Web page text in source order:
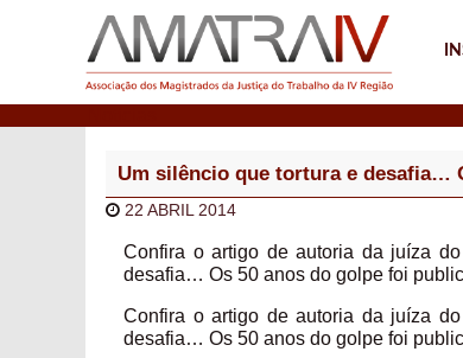
Um silêncio que tortura e desafia…
22 ABRIL 2014
Confira o artigo de autoria da juíza
desafia… Os 50 anos do golpe foi
Confira o artigo de autoria da juíza
desafia… Os 50 anos do golpe foi